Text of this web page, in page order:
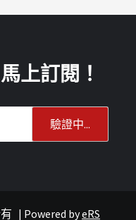
上訂閱！
| Powered byeRS